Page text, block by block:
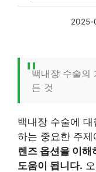
백내장 수술의
든 것
백내장 수술에
하는 중요한 주제
렌즈 옵션을 이
도움이 됩니다.